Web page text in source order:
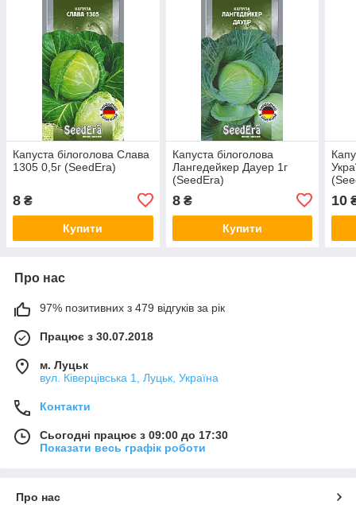
Капуста білоголова Слава
1305 0,5г (SeedEra)
8 ₴
Купити
Капуста білоголова
Лангедейкер Дауер 1г
(SeedEra)
8₴
Купити
10
Про нас
97% позитивних з 479 відгуків за рік
Працює з 30.07.2018
м. Луцьк
вул. Ківерцівська 1, Луцьк, Україна
Контакти
Сьогодні працює з 09:00 до 17:30
Показати весь графік роботи
Про нас